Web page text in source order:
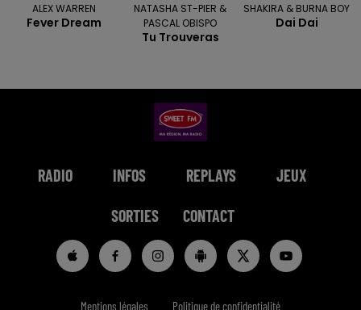
ALEX WARREN
Fever Dream
NATASHA ST-PIER &
PASCAL OBISPO
Tu Trouveras
SHAKIRA & BURNA BOY
Dai Dai
RADIO INFOS REPLAYS JEUX
SORTIES CONTACT
Mentions légales Politique de confidentialité